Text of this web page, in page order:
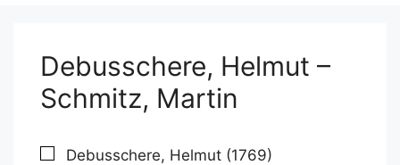
Debusschere, Helmut –
Schmitz, Martin
Debusschere, Helmut (1769)